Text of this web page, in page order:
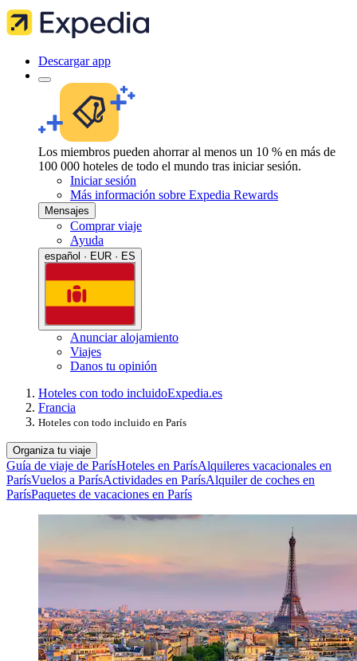
Descargar app
Los miembros pueden ahorrar al menos un 10 % en más de
100 000 hoteles de todo el mundo tras iniciar sesión.
Iniciar sesión
Más información sobre Expedia Rewards
Mensajes
Comprar viaje
Ayuda
español · EUR · ES
Anunciar alojamiento
Viajes
Danos tu opinión
Hoteles con todo incluidoExpedia.es
Francia
Hoteles con todo incluido en París
Organiza tu viaje
Guía de viaje de ParísHoteles en ParísAlquileres vacacionales en
ParísVuelos a ParísActividades en ParísAlquiler de coches en
ParísPaquetes de vacaciones en París